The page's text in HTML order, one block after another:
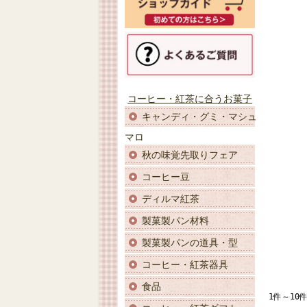
コーヒー・紅茶に合うお菓子
キャンディ・グミ・マシュ
マロ
秋の味覚先取りフェア
コーヒー豆
ディルマ紅茶
製菓製パン材料
製菓製パンの道具・型
コーヒー・紅茶器具
食品
1件～10